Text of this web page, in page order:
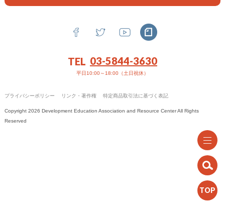
政策提言
お問い合わせ
TOP
TEL 03-5844-3630
平日10:00～18:00（土日祝休）
プライバシーポリシー リンク・著作権 特定商品取引法に基づく表記
Copyright 2026 Development Education Association and Resource Center All Rights
Reserved